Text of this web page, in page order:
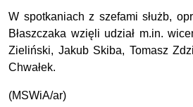
W spotkaniach z szefami służb,
Błaszczaka wzięli udział m.in.
Zieliński, Jakub Skiba, Tomasz
Chwałek.
(MSWiA/ar)